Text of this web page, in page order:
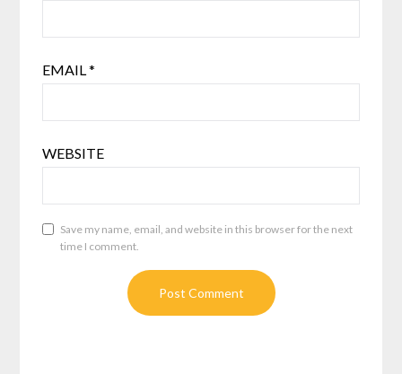
EMAIL*
WEBSITE
Save my name, email, and website in this browser for the next
time I comment.